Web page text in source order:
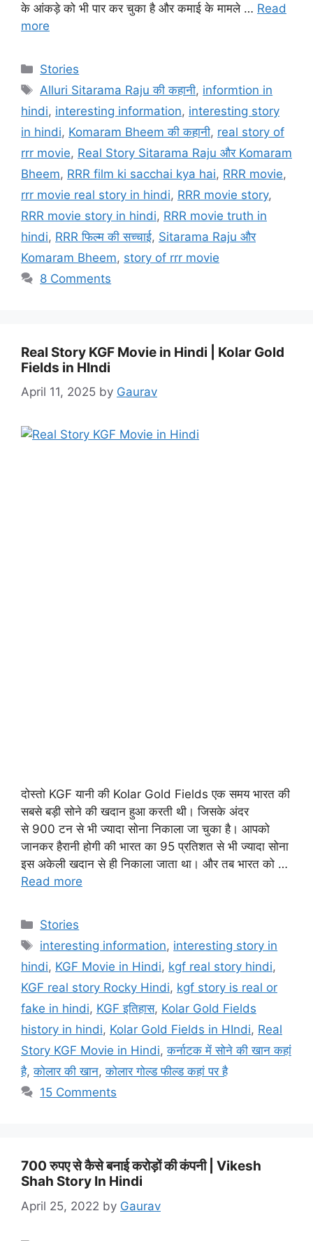
के आंकड़े को भी पार कर चुका है और कमाई के मामले … Read
more
Stories
Alluri Sitarama Raju की कहानी, informtion in
hindi, interesting information, interesting story
in hindi, Komaram Bheem की कहानी, real story of
rrr movie, Real Story Sitarama Raju और Komaram
Bheem, RRR film ki sacchai kya hai, RRR movie,
rrr movie real story in hindi, RRR movie story,
RRR movie story in hindi, RRR movie truth in
hindi, RRR फिल्म की सच्चाई, Sitarama Raju और
Komaram Bheem, story of rrr movie
8 Comments
Real Story KGF Movie in Hindi | Kolar Gold
Fields in HIndi
April 11, 2025 by Gaurav
दोस्तो KGF यानी की Kolar Gold Fields एक समय भारत की
सबसे बड़ी सोने की खदान हुआ करती थी। जिसके अंदर
से 900 टन से भी ज्यादा सोना निकाला जा चुका है। आपको
जानकर हैरानी होगी की भारत का 95 प्रतिशत से भी ज्यादा सोना
इस अकेली खदान से ही निकाला जाता था। और तब भारत को …
Read more
Stories
interesting information, interesting story in
hindi, KGF Movie in Hindi, kgf real story hindi,
KGF real story Rocky Hindi, kgf story is real or
fake in hindi, KGF इतिहास, Kolar Gold Fields
history in hindi, Kolar Gold Fields in HIndi, Real
Story KGF Movie in Hindi,कर्नाटक में सोने की खान कहां
है,कोलार की खान,कोलार गोल्ड फील्ड कहां पर है
15 Comments
700 रुपए से कैसे बनाई करोड़ों की कंपनी | Vikesh
Shah Story In Hindi
April 25, 2022 by Gaurav